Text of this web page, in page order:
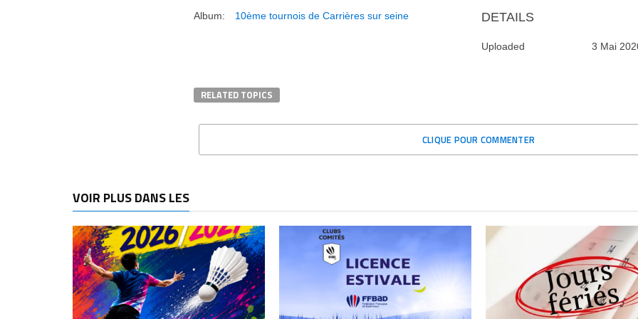
Album: 10ème tournois de Carrières sur seine DETAILS
Uploaded 3 Mai
RELATED TOPICS
CLIQUE POUR COMMENTER
VOIR PLUS DANS LES